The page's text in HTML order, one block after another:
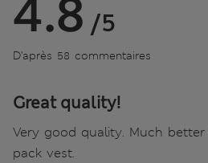
4.8 /5
D’après 58 commentaires
Great quality!
Very good quality. Much
pack vest.